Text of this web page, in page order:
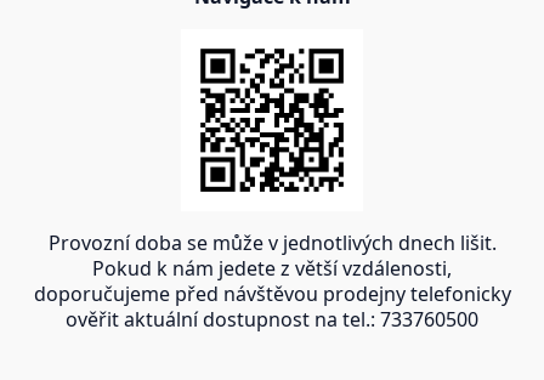
Provozní doba se může v jednotlivých dnech lišit.
Pokud k nám jedete z větší vzdálenosti,
doporučujeme před návštěvou prodejny telefonicky
ověřit aktuální dostupnost na tel.: 733760500